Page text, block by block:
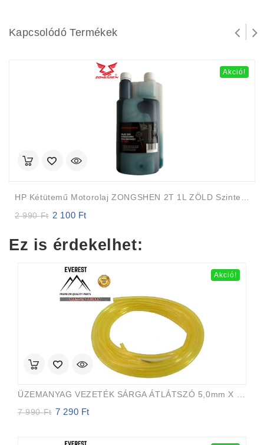
Kapcsolódó Termékek
Akció!
HP Kétütemű Motorolaj ZONGSHEN 2T 1L ZÖLD Szintetikus
2 990Ft Original
2
2 100 Ft
2
Ez is érdekelhet:
Akció!
7 990Ft Original
7 290 Ft